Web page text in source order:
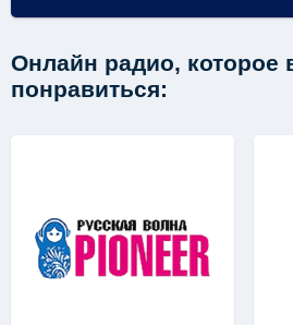
Онлайн радио, которое
понравиться: